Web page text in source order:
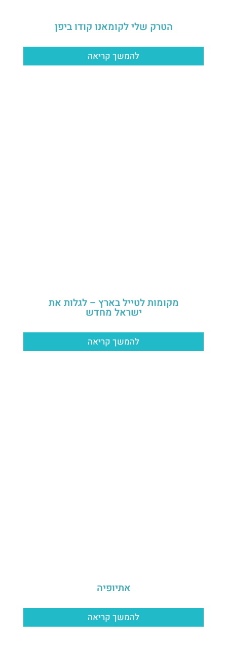
הטרק שלי לקומאנו קודו ביפן
להמשך קריאה
מקומות לטייל בארץ – לגלות את
ישראל מחדש
להמשך קריאה
אתיופיה
להמשך קריאה